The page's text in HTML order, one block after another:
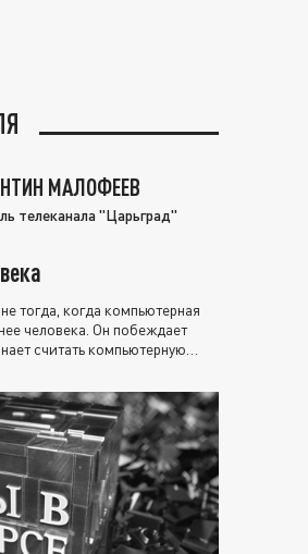
МАЛОФЕЕВ
телеканала "Царьград"
тогда, когда компьютерная
человека. Он побеждает
считать компьютерную